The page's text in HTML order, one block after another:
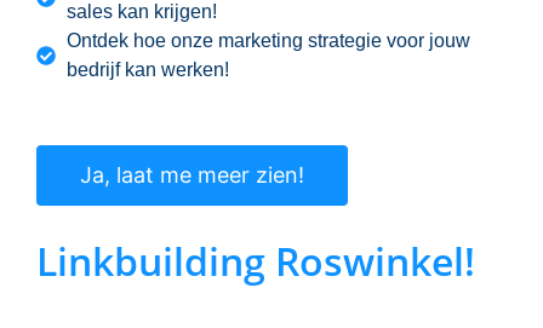
sales kan krijgen!
Ontdek hoe onze marketing strategie voor jouw
bedrijf kan werken!
Ja, laat me meer zien!
Linkbuilding Roswinkel!